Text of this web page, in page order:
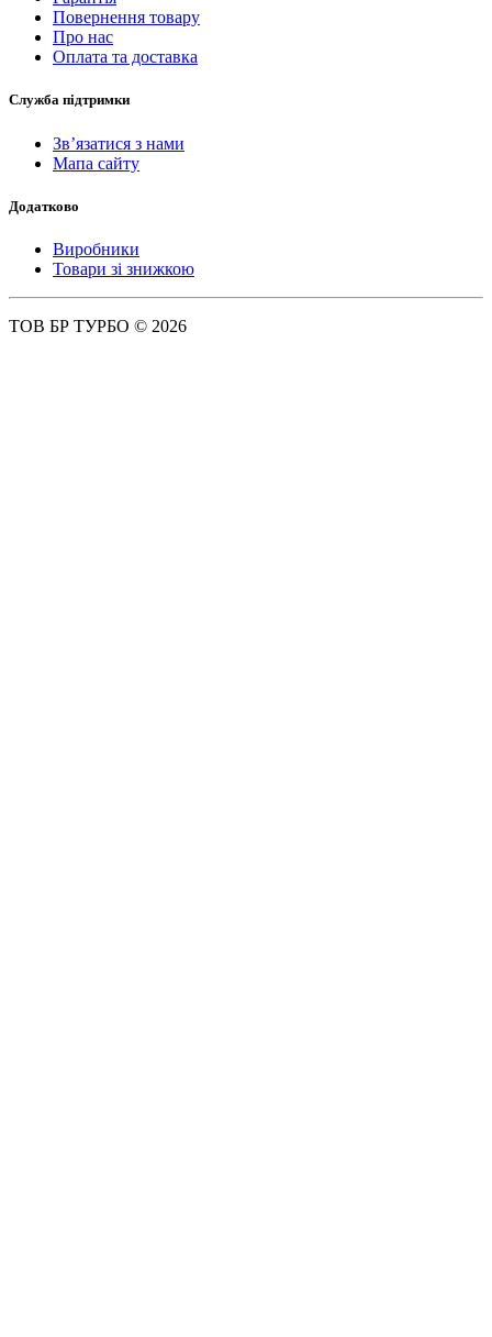
Повернення товару
Про нас
Оплата та доставка
Служба підтримки
Зв’язатися з нами
Мапа сайту
Додатково
Виробники
Товари зі знижкою
ТОВ БР ТУРБО © 2026